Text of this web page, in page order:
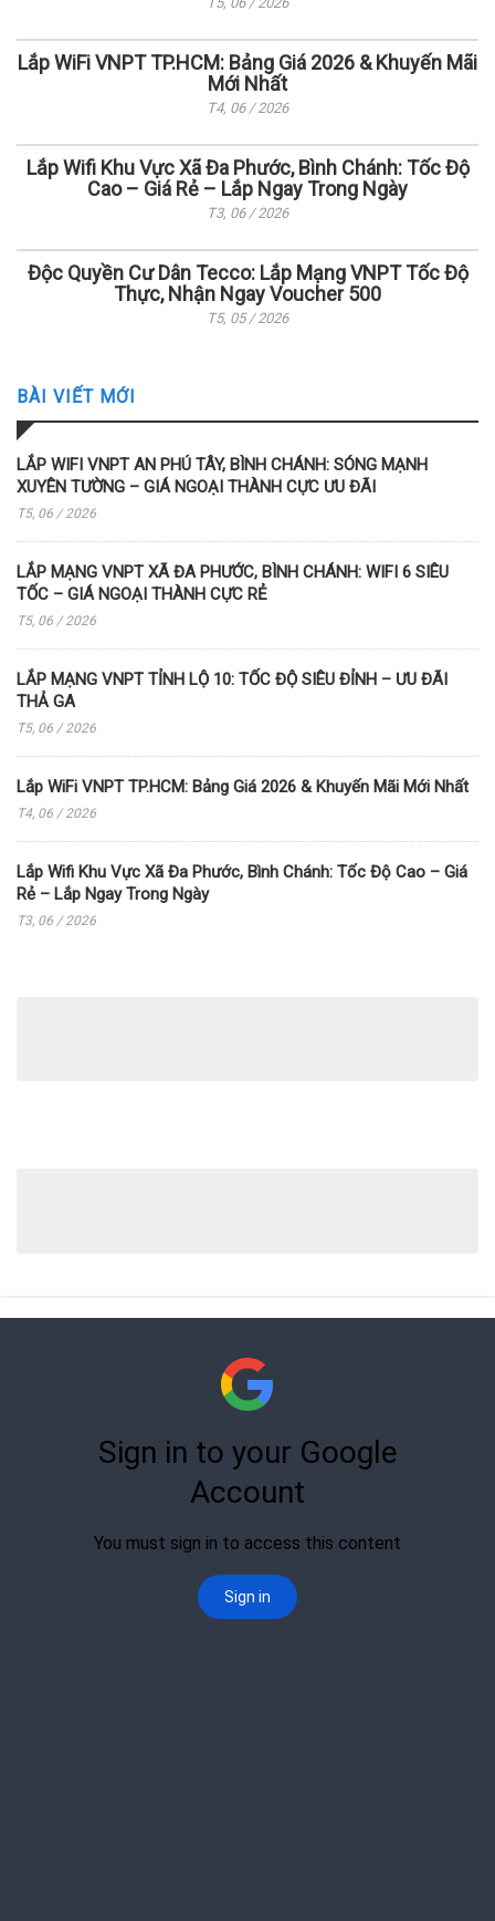
Lắp WiFi VNPT TP.HCM: Bảng Giá 2026 & Khuyến Mãi
Mới Nhất
T4, 06 / 2026
Lắp Wifi Khu Vực Xã Đa Phước, Bình Chánh: Tốc Độ
Cao – Giá Rẻ – Lắp Ngay Trong Ngày
T3, 06 / 2026
Độc Quyền Cư Dân Tecco: Lắp Mạng VNPT Tốc Độ
Thực, Nhận Ngay Voucher 500
T5, 05 / 2026
BÀI VIẾT MỚI
LẮP WIFI VNPT AN PHÚ TÂY, BÌNH CHÁNH: SÓNG MẠNH
XUYÊN TƯỜNG – GIÁ NGOẠI THÀNH CỰC ƯU ĐÃI
T5, 06 / 2026
LẮP MẠNG VNPT XÃ ĐA PHƯỚC, BÌNH CHÁNH: WIFI 6 SIÊU
TỐC – GIÁ NGOẠI THÀNH CỰC RẺ
T5, 06 / 2026
LẮP MẠNG VNPT TỈNH LỘ 10: TỐC ĐỘ SIÊU ĐỈNH – ƯU ĐÃI
THẢ GA
T5, 06 / 2026
Lắp WiFi VNPT TP.HCM: Bảng Giá 2026 & Khuyến Mãi Mới Nhất
T4, 06 / 2026
Lắp Wifi Khu Vực Xã Đa Phước, Bình Chánh: Tốc Độ Cao – Giá
Rẻ – Lắp Ngay Trong Ngày
T3, 06 / 2026